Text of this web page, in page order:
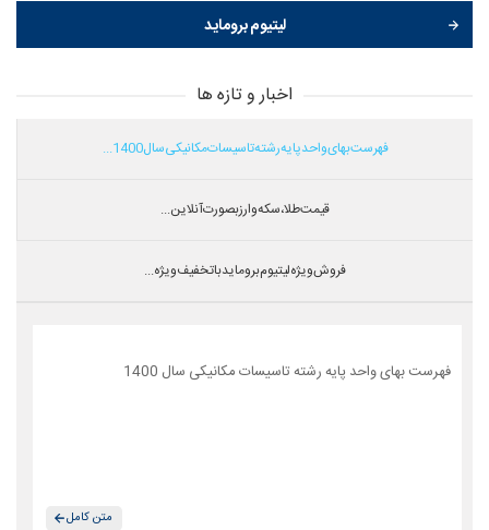
لیتیوم بروماید
اخبار و تازه ها
فهرست بهای واحد پایه رشته تاسیسات مکانیکی سال 1400...
قیمت طلا،سکه و ارز بصورت آنلاین...
فروش ویژه لیتیوم بروماید با تخفیف ویژه...
فهرست بهای واحد پایه رشته تاسیسات مکانیکی سال 1400
متن کامل